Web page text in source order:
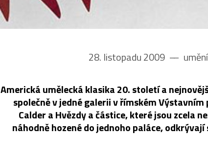
28. listopadu 2009 –– umění
Americká umělecká klasika 20. století a
společně v jedné galerii v římském
Calder a Hvězdy a částice, které jsou zcela
náhodně hozené do jednoho paláce,